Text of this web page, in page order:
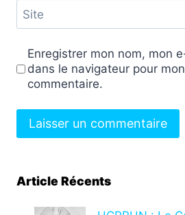
Site
Enregistrer mon nom, mon
dans le navigateur pour
commentaire.
Article Récents